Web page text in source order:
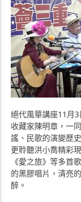
絕代風華講座11月
收藏家陳明章，一
謠、民歌的演變歷
更聆聽洪小喬精彩
《愛之旅》等多首
的黑膠唱片，清亮
醉。